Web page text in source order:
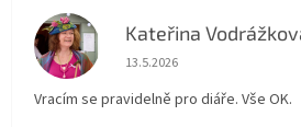
KV Kateřina
Hodnocení obchodu je 5 z
13.5.2026
Vracím se pravidelně pro diáře. Vše OK.